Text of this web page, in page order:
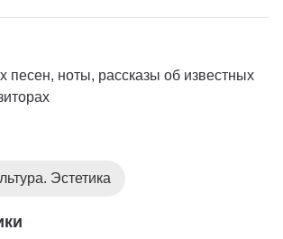
песен, ноты, рассказы об известных
Эстетика